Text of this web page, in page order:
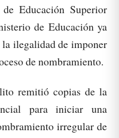
Educación Superior
de Educación ya
ilegalidad de imponer
de nombramiento.
remitió copias de la
para iniciar una
irregular de